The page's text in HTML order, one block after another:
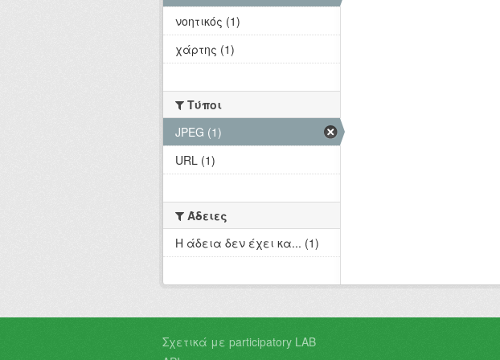
νοητικός (1)
χάρτης (1)
Τύποι
JPEG (1)
URL (1)
Άδειες
Η άδεια δεν έχει κα... (1)
Σχετικά με participatory LAB